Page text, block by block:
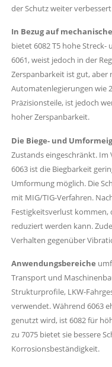
der Schutz weiter
In Bezug auf
bietet 6082 T5 hohe Streck-
6061, weist jedoch in der
Zerspanbarkeit ist gut, aber
Automatenlegierungen wie
Präzisionsteile, ist jedoch
hoher Zerspanbarkeit.
Die Biege- und
Zustands eingeschränkt. Im
6063 ist die Biegbarkeit
Umformung möglich. Die
mit MIG/TIG-Verfahren.
Festigkeitsverlust
reduziert werden kann.
Verhalten gegenüber
Anwendungsbereiche
Transport und
Strukturprofile, LKW-
verwendet. Während 6063
genutzt wird, ist 6082 für
zu 7075 bietet sie bessere
Korrosionsbeständigkeit.